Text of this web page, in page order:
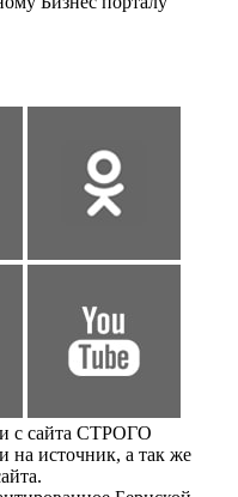
с сайта СТРОГО
источник, а так же